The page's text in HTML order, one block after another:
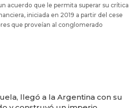
acuerdo que le permita superar su crítica
iniciada en 2019 a partir del cese
que proveían al conglomerado
llegó a la Argentina con su